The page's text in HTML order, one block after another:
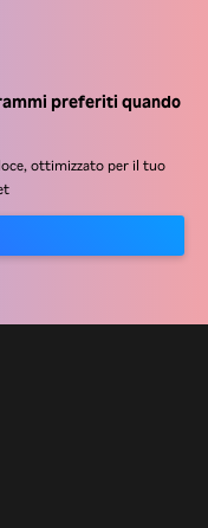
preferiti quando
ottimizzato per il tuo